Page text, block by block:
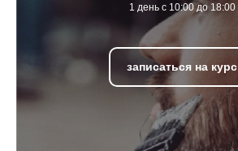
1 день с 10:00 до 18:00
записаться на курс